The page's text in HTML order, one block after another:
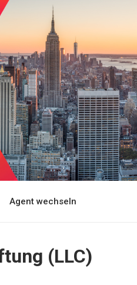
Agent wechseln
(LLC)